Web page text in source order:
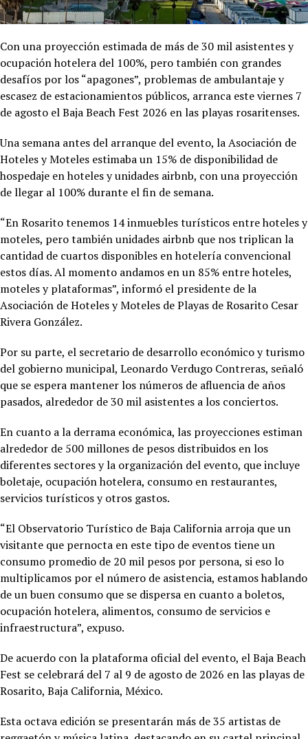
Con una proyección estimada de más de 30 mil asistentes y
ocupación hotelera del 100%, pero también con grandes
desafíos por los “apagones”, problemas de ambulantaje y
escasez de estacionamientos públicos, arranca este viernes 7
de agosto el Baja Beach Fest 2026 en las playas rosaritenses.
Una semana antes del arranque del evento, la Asociación de
Hoteles y Moteles estimaba un 15% de disponibilidad de
hospedaje en hoteles y unidades airbnb, con una proyección
de llegar al 100% durante el fin de semana.
“En Rosarito tenemos 14 inmuebles turísticos entre hoteles y
moteles, pero también unidades airbnb que nos triplican la
cantidad de cuartos disponibles en hotelería convencional
estos días. Al momento andamos en un 85% entre hoteles,
moteles y plataformas”, informó el presidente de la
Asociación de Hoteles y Moteles de Playas de Rosarito Cesar
Rivera González.
Por su parte, el secretario de desarrollo económico y turismo
del gobierno municipal, Leonardo Verdugo Contreras, señaló
que se espera mantener los números de afluencia de años
pasados, alrededor de 30 mil asistentes a los conciertos.
En cuanto a la derrama económica, las proyecciones estiman
alrededor de 500 millones de pesos distribuidos en los
diferentes sectores y la organización del evento, que incluye
boletaje, ocupación hotelera, consumo en restaurantes,
servicios turísticos y otros gastos.
“El Observatorio Turístico de Baja California arroja que un
visitante que pernocta en este tipo de eventos tiene un
consumo promedio de 20 mil pesos por persona, si eso lo
multiplicamos por el número de asistencia, estamos hablando
de un buen consumo que se dispersa en cuanto a boletos,
ocupación hotelera, alimentos, consumo de servicios e
infraestructura”, expuso.
De acuerdo con la plataforma oficial del evento, el Baja Beach
Fest se celebrará del 7 al 9 de agosto de 2026 en las playas de
Rosarito, Baja California, México.
Esta octava edición se presentarán más de 35 artistas de